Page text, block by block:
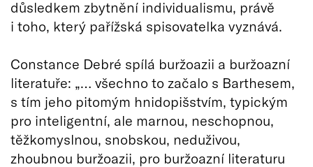
důsledkem zbytnění individualismu, právě
i toho, který pařížská spisovatelka vyznává.
Constance Debré spílá buržoazii a buržoazní
literatuře: „… všechno to začalo s Barthesem,
s tím jeho pitomým hnidopišstvím, typickým
pro inteligentní, ale marnou, neschopnou,
těžkomyslnou, snobskou, neduživou,
zhoubnou buržoazii, pro buržoazní literaturu